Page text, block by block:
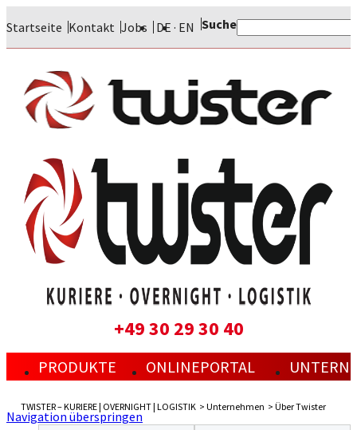
Startseite Kontakt Jobs DE EN Suche
+49 30 29 30 40
PRODUKTE
PREISE
PREISE
SENDUNGSVERFOLGUNG
ONLINEPORTAL
SENDUNGSVERFOLGUNG
DOWNLOADCENTER
JOBS
PARTNER
TWISTER – KURIERE | OVERNIGHT | LOGISTIK Unternehmen Über Twister
Navigation überspringen